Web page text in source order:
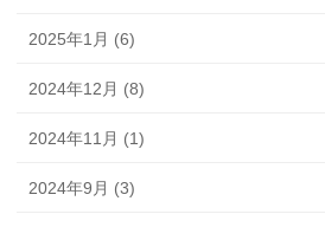
2025年1月 (6)
2024年12月 (8)
2024年11月 (1)
2024年9月 (3)